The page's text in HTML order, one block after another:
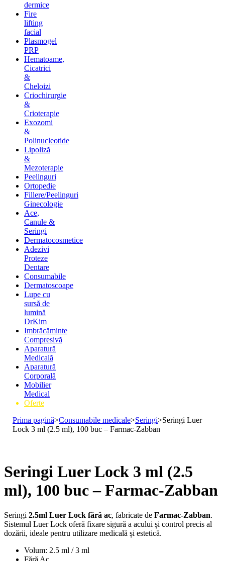
dermice
Fire
lifting
facial
Plasmogel
PRP
Hematoame,
Cicatrici
&
Cheloizi
Criochirurgie
&
Crioterapie
Exozomi
&
Polinucleotide
Lipoliză
&
Mezoterapie
Peelinguri
Ortopedie
Fillere/Peelinguri
Ginecologie
Ace,
Canule &
Seringi
Dermatocosmetice
Adezivi
Proteze
Dentare
Consumabile
Dermatoscoape
Lupe cu
sursă de
lumină
DrKim
Imbrăcăminte
Compresivă
Aparatură
Medicală
Aparatură
Corporală
Mobilier
Medical
Oferte
Prima pagină>Consumabile medicale>Seringi>Seringi Luer
Lock 3 ml (2.5 ml), 100 buc – Farmac-Zabban
Seringi Luer Lock 3 ml (2.5
ml), 100 buc – Farmac-Zabban
Seringi 2.5ml Luer Lock fără ac, fabricate de Farmac-Zabban.
Sistemul Luer Lock oferă fixare sigură a acului și control precis al
dozării, ideale pentru utilizare medicală și estetică.
Volum: 2.5 ml / 3 ml
Fără Ac